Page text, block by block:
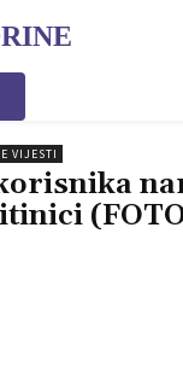
VIJESTI